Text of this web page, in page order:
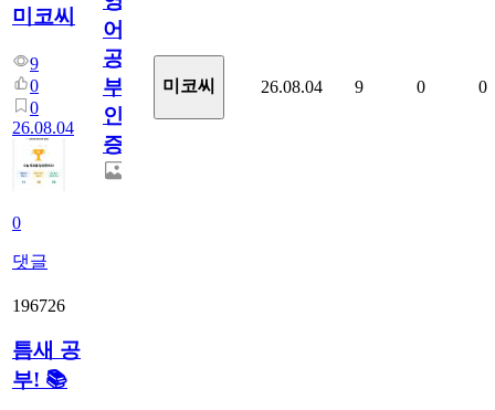
미코씨
9
0
0
26.08.04
0
댓글
어
공
부
인
증
미코씨 26.08.04 9 0 0
196726
틈새 공
부! 📚